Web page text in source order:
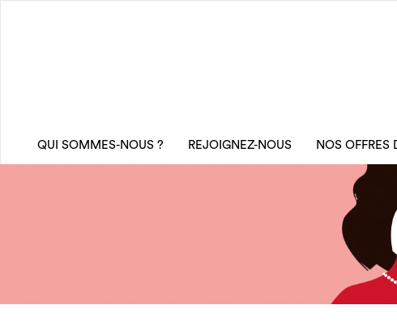
QUI SOMMES-NOUS ? REJOIGNEZ-NOUS NOS OFFRES